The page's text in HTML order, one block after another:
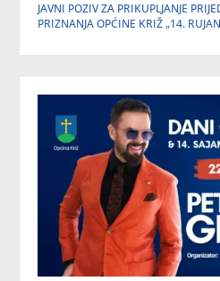
JAVNI POZIV ZA PRIKUPLJANJE
PRIZNANJA OPĆINE KRIŽ „14.